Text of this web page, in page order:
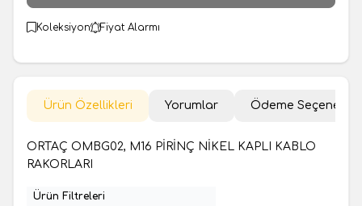
Koleksiyon Fiyat Alarmı
Ürün Özellikleri Yorumlar Ödeme
ORTAÇ OMBG02, M16 PİRİNÇ NİKEL KAPLI KABLO
RAKORLARI
Ürün Filtreleri